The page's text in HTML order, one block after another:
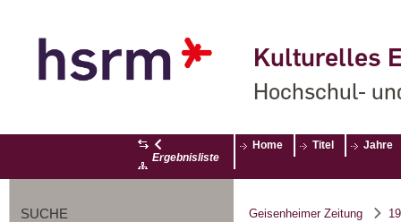
Kulturelles
Hochschul-
Ergebnisliste
Home Titel Jahre
SUCHE Geisenheimer Zeitung